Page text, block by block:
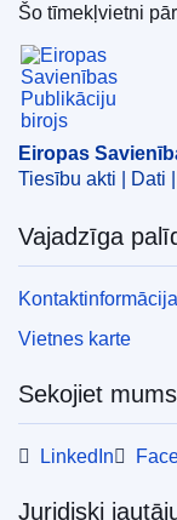
Eiropas
Šo tīmekļvietni
Eiropas
Tiesību akti | Dati
Vajadzīga
Kontaktinformācija
Vietnes karte
Sekojiet
LinkedIn
Juridiski